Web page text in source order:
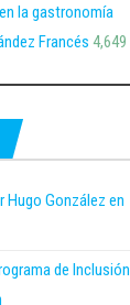
la gastronomía
Francés 4,649
Hugo González en
de Inclusión